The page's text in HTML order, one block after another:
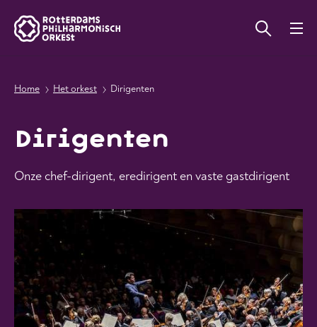
Home Het orkest Dirigenten
Dirigenten
Onze chef-dirigent, eredirigent en vaste gastdirigent